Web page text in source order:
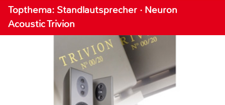
Topthema: Standlautsprecher · Neuron
Acoustic Trivion